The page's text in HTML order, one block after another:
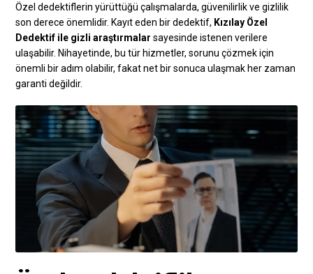
Özel dedektiflerin yürüttüğü çalışmalarda, güvenilirlik ve gizlilik
son derece önemlidir. Kayıt eden bir dedektif, Kızılay Özel
Dedektif ile gizli araştırmalar sayesinde istenen verilere
ulaşabilir. Nihayetinde, bu tür hizmetler, sorunu çözmek için
önemli bir adım olabilir, fakat net bir sonuca ulaşmak her zaman
garanti değildir.